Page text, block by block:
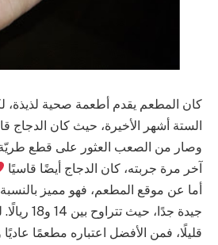
كان المطعم يقدم أطعمة صحية لذيذة،
الستة أشهر الأخيرة، حيث كان الدجاج
وصار من الصعب العثور على قطع
آخر مرة جربته، كان الدجاج أيضًا قاسيًا
أما عن موقع المطعم، فهو مميز
جيدة جدًا،
قليلًا، فمن الأفضل اعتباره مطعمًا